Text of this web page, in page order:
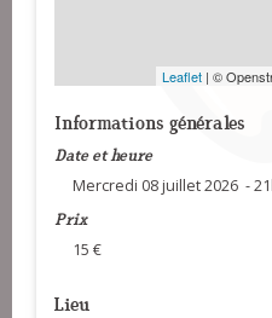
Leaflet | ©
Informations générales
Date et heure
Mercredi 08 juillet 2026 -
Prix
15 €
Lieu